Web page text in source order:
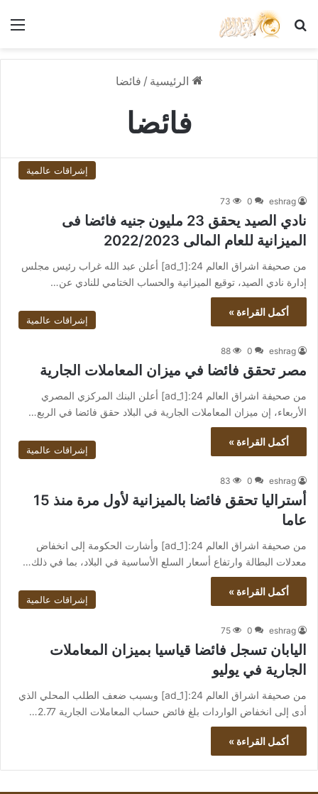
بحث عن
الرئيسية / فائضا
فائضا
إشراقات عالمية
eshrag
0
73
نادي الصيد يحقق 23 مليون جنيه فائضا فى
الميزانية للعام المالى 2022/2023
من صحيفة اشراق العالم 24:[ad_1] أعلن عبد الله غراب رئيس مجلس
إدارة نادي الصيد، توقيع الميزانية والحساب الختامي للنادي عن…
أكمل القراءة »
إشراقات عالمية
eshrag
0
88
مصر تحقق فائضا في ميزان المعاملات الجارية
من صحيفة اشراق العالم 24:[ad_1] أعلن البنك المركزي المصري
الأربعاء، إن ميزان المعاملات الجارية في البلاد حقق فائضا في الربع…
أكمل القراءة »
إشراقات عالمية
eshrag
0
83
أستراليا تحقق فائضا بالميزانية لأول مرة منذ 15
عاما
من صحيفة اشراق العالم 24:[ad_1] وأشارت الحكومة إلى انخفاض
معدلات البطالة وارتفاع أسعار السلع الأساسية في البلاد، بما في ذلك…
أكمل القراءة »
إشراقات عالمية
eshrag
0
75
اليابان تسجل فائضا قياسيا بميزان المعاملات
الجارية في يوليو
من صحيفة اشراق العالم 24:[ad_1] وبسبب ضعف الطلب المحلي الذي
أدى إلى انخفاض الواردات بلغ فائض حساب المعاملات الجارية 2.77…
أكمل القراءة »